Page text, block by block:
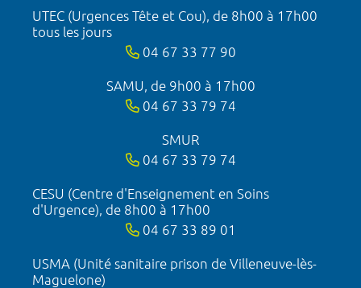
UTEC (Urgences Tête et Cou), de 8h00 à 17h00
tous les jours
04 67 33 77 90
SAMU, de 9h00 à 17h00
04 67 33 79 74
SMUR
04 67 33 79 74
CESU (Centre d'Enseignement en Soins
d'Urgence), de 8h00 à 17h00
04 67 33 89 01
USMA (Unité sanitaire prison de Villeneuve-lès-
Maguelone)